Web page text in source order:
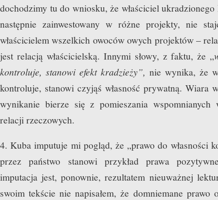
dochodzimy tu do wniosku, że właściciel ukradzionego
następnie zainwestowany w różne projekty, nie
właścicielem wszelkich owoców owych projektów –
jest relacją właścicielską. Innymi słowy, z faktu, że „
kontroluje, stanowi efekt kradzieży”,nie wynika, że
kontroluje, stanowi czyjąś własność prywatną. Wiara
wynikanie bierze się z pomieszania
relacji rzeczowych.
4. Kuba imputuje mi pogląd, że „prawo do własności
przez państwo stanowi przykład prawa
imputacja jest, ponownie, rezultatem nieuważnej
swoim tekście nie napisałem, że domniemane prawo